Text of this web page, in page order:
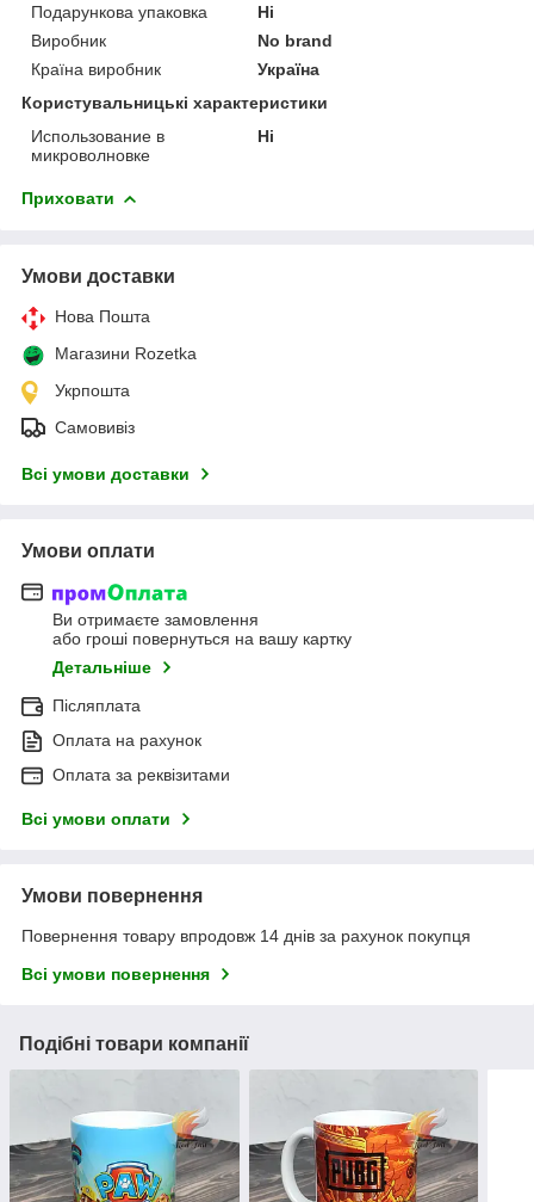
Подарункова упаковка
Ні
Виробник
No brand
Країна виробник
Україна
Користувальницькі характеристики
Использование в
микроволновке
Ні
Приховати
Умови доставки
Нова Пошта
Магазини Rozetka
Укрпошта
Самовивіз
Всі умови доставки
Умови оплати
Ви отримаєте замовлення
або гроші повернуться на вашу картку
Детальніше
Післяплата
Оплата на рахунок
Оплата за реквізитами
Всі умови оплати
Умови повернення
Повернення товару впродовж 14 днів за рахунок покупця
Всі умови повернення
Подібні товари компанії